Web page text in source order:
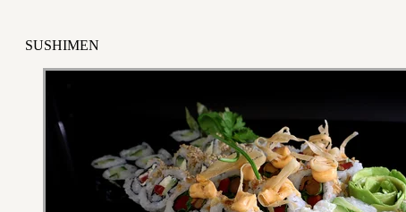
SUSHIMEN